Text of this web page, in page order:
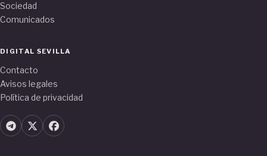
Sociedad
Comunicados
DIGITAL SEVILLA
Contacto
Avisos legales
Política de privacidad